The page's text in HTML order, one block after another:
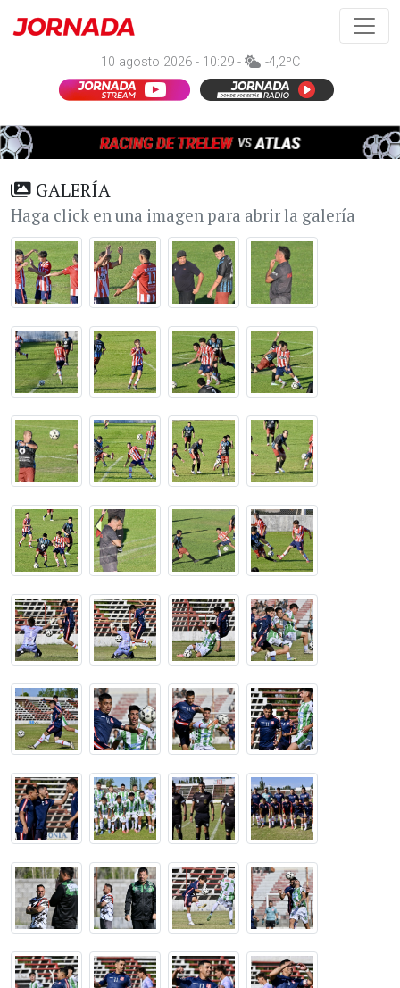
10 agosto 2026 - 10:29 - -4,2ºC
GALERÍA
Haga click en una imagen para abrir la galería